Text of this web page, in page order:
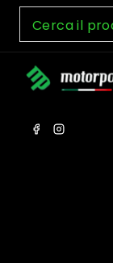
Skip
content